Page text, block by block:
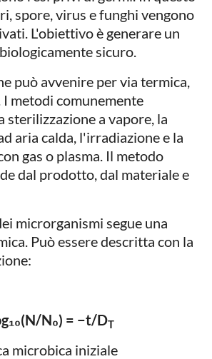
spore, virus e funghi vengono
L'obiettivo è generare un
sicuro.
può avvenire per via termica,
I metodi comunemente
sterilizzazione a vapore, la
aria calda, l'irradiazione e la
gas o plasma. Il metodo
dal prodotto, dal materiale e
microrganismi segue una
Può essere descritta con la
N₀) = −t/DT
microbica iniziale